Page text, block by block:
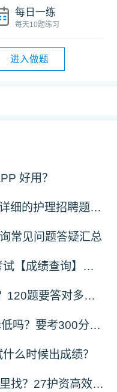
每日一练
每天10题练习
进入做题
好用？
专科理论底子差，有解析详细的护理招聘题库推荐吗？
常见问题答疑汇总
提前知晓！2026年护资考试【成绩查询】须知！
护考低于300分也能拿证？120题要答对多少才能过？
26年护考合格线今年会降低吗？要考300分难不难？
么时候出成绩？
免费靠谱护士资格题库哪里找？27护资高效备考指南